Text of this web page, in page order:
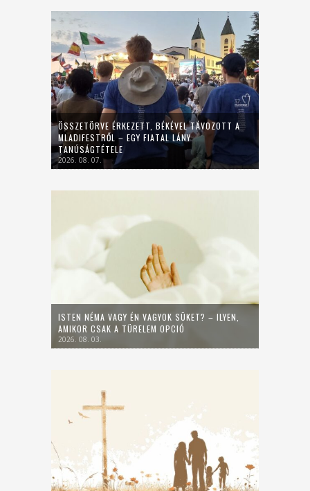
ÖSSZETÖRVE ÉRKEZETT, BÉKÉVEL TÁVOZOTT A
MLADIFESTRŐL – EGY FIATAL LÁNY
TANÚSÁGTÉTELE
2026. 08. 07.
ISTEN NÉMA VAGY ÉN VAGYOK SÜKET? – ILYEN,
AMIKOR CSAK A TÜRELEM OPCIÓ
2026. 08. 03.